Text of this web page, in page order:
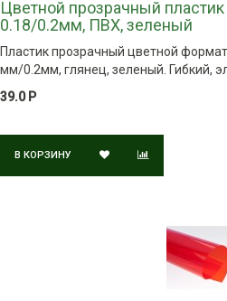
Цветной прозрачный пластик
0.18/0.2мм, ПВХ, зеленый
Пластик прозрачный цветной
мм/0.2мм, глянец, зеленый. Гибкий,
39.0 Р
В КОРЗИНУ